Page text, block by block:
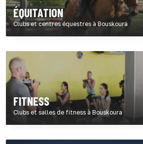
ÉQUITATION
Clubs et centres équestres à Bouskoura
FITNESS
Clubs et salles de fitness à Bouskoura